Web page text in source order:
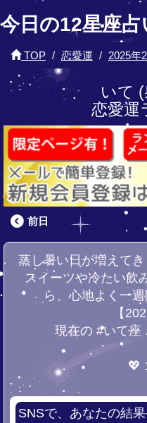
今日の12星座
TOP 恋愛運 2025年
いて
恋愛運
前日
蒸し暑い日が増えて
スイーツや冷たい飲
ら、心地よく一
【
現在の #いて座
💖
SNSで、あなたの結